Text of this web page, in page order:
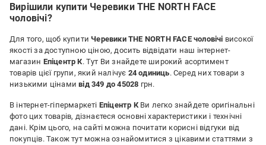
сожелению уже не тот! Да и ещё пропитки на этой модели нет
совсем мембрана не успел даже проверить так как в носке были
Вирішили купити Черевики THE NORTH FACE
чоловічі?
Для того, щоб купитиЧеревики THE NORTH FACE чоловічі високої
якості за доступною ціною, досить відвідати наш інтернет-
магазин Епіцентр К. Тут Ви знайдете широкий асортимент
товарів цієї групи, який налічує 24 одиниць. Серед них товари з
низькими цінамивід 349 до 45028 грн.
В інтернет-гіпермаркеті Епіцентр КВи легко знайдете оригінальні
фото цих товарів, дізнаєтеся основні характеристики і технічні
дані. Крім цього, на сайті можна почитати корисні відгуки від
покупців. Також тут можна ознайомитися з цікавими статтями з